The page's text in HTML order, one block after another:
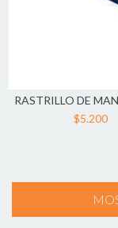
RASTRILLO DE
$5.200